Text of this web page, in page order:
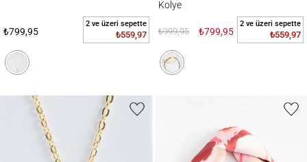
₺799,95
2 ve üzeri sepette
₺559,97
Kolye
₺999,95 ₺799,95
2 ve üzeri sepette
₺559,97